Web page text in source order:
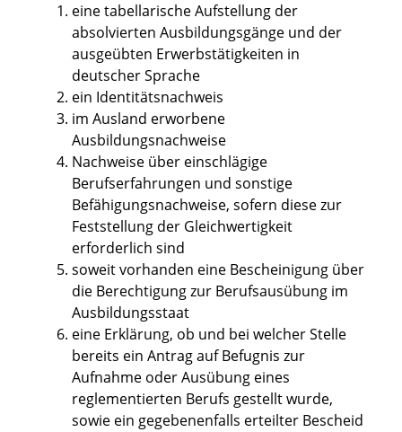
eine tabellarische Aufstellung der
absolvierten Ausbildungsgänge und der
ausgeübten Erwerbstätigkeiten in
deutscher Sprache
ein Identitätsnachweis
im Ausland erworbene
Ausbildungsnachweise
Nachweise über einschlägige
Berufserfahrungen und sonstige
Befähigungsnachweise, sofern diese zur
Feststellung der Gleichwertigkeit
erforderlich sind
soweit vorhanden eine Bescheinigung über
die Berechtigung zur Berufsausübung im
Ausbildungsstaat
eine Erklärung, ob und bei welcher Stelle
bereits ein Antrag auf Befugnis zur
Aufnahme oder Ausübung eines
reglementierten Berufs gestellt wurde,
sowie ein gegebenenfalls erteilter Bescheid